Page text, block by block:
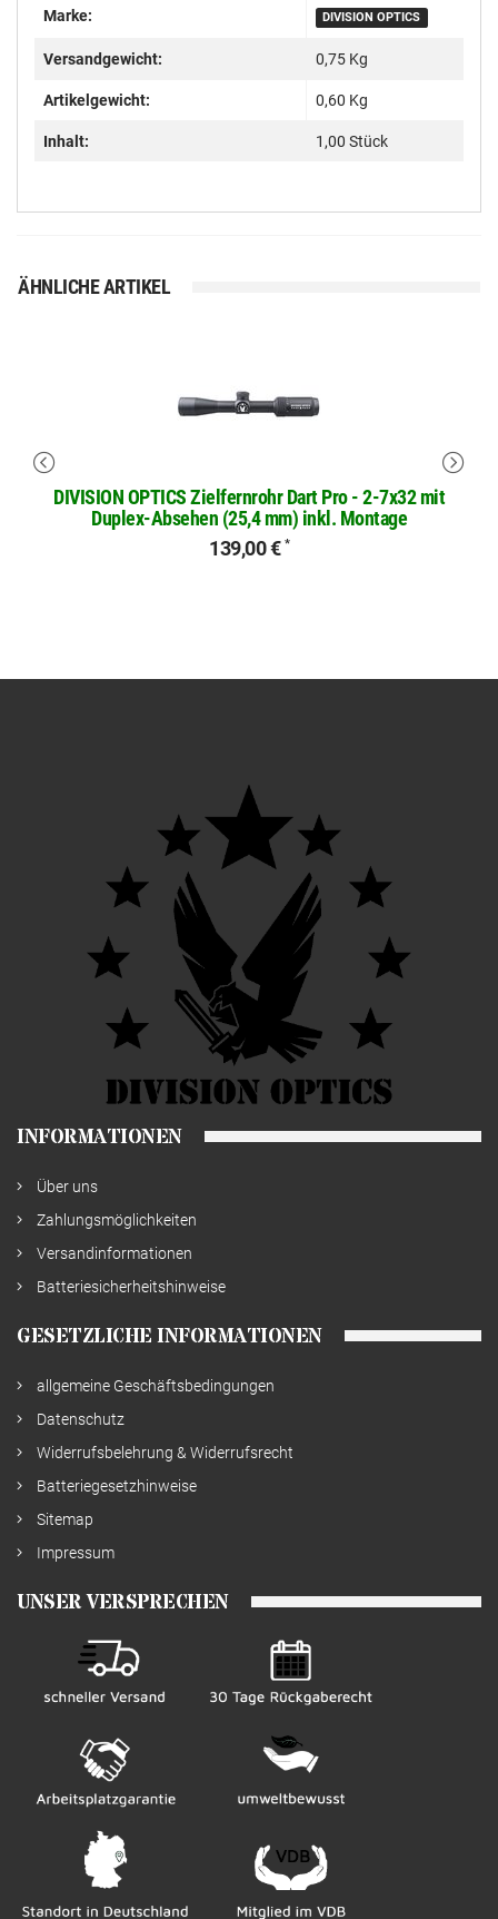
Marke: DIVISION OPTICS
Versandgewicht: 0,75 Kg
Artikelgewicht: 0,60 Kg
Inhalt: 1,00 Stück
ÄHNLICHE ARTIKEL
DIVISION OPTICS Zielfernrohr Dart Pro - 2-7x32 mit
Duplex-Absehen (25,4 mm) inkl. Montage
139,00 € *
INFORMATIONEN
Über uns
Zahlungsmöglichkeiten
Versandinformationen
Batteriesicherheitshinweise
GESETZLICHE INFORMATIONEN
allgemeine Geschäftsbedingungen
Datenschutz
Widerrufsbelehrung & Widerrufsrecht
Batteriegesetzhinweise
Sitemap
Impressum
UNSER VERSPRECHEN